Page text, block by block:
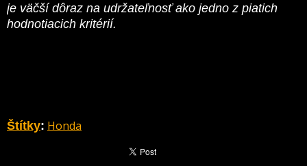
je väčší dôraz na udržateľnosť ako jedno z piatich
hodnotiacich kritérií.
Štítky: Honda